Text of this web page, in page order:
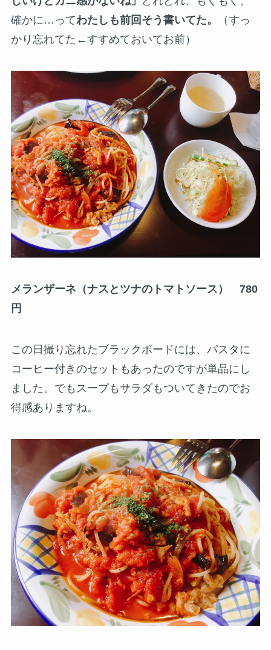
確かに…ってわたしも前回そう書いてた。
（すっ
かり忘れてた←すすめておいてお前）
メランザーネ（ナスとツナのトマトソース） 780
円
この日撮り忘れたブラックボードには、パスタに
コーヒー付きのセットもあったのですが単品にし
ました。でもスープもサラダもついてきたのでお
得感ありますね。